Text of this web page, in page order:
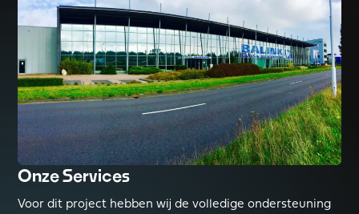
Onze Services
Voor dit project hebben wij de volledige ondersteuning